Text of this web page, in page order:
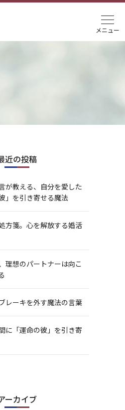
近の投稿
が教える、自分を愛した
」を引き寄せる魔法
方箋。心を解放する婚活
理想のパートナーは向こ
レーキを外す魔法の言葉
に「運命の彼」を引き寄
ーカイブ